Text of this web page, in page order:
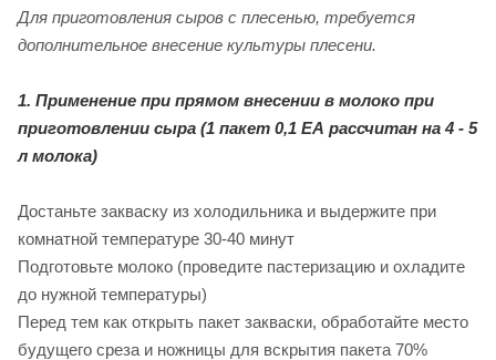
Для приготовления сыров с плесенью, требуется
дополнительное внесение культуры плесени.
1. Применение при прямом внесении в молоко при
приготовлении сыра (1 пакет 0,1 ЕА рассчитан на 4 - 5
л молока)
Достаньте закваску из холодильника и выдержите при
комнатной температуре 30-40 минут
Подготовьте молоко (проведите пастеризацию и охладите
до нужной температуры)
Перед тем как открыть пакет закваски, обработайте место
будущего среза и ножницы для вскрытия пакета 70%